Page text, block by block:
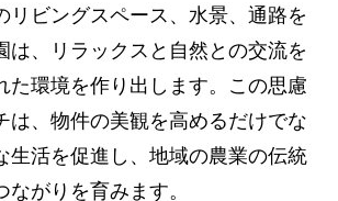
リビングスペース、水景、通路を
は、リラックスと自然との交流を
た環境を作り出します。この思慮
は、物件の美観を高めるだけでな
生活を促進し、地域の農業の伝統
ながりを育みます。